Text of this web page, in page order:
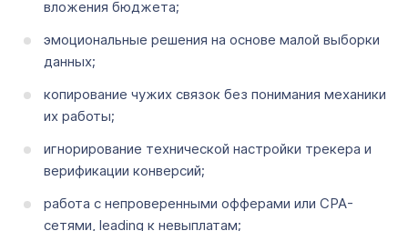
вложения бюджета;
эмоциональные решения на основе малой выборки
данных;
копирование чужих связок без понимания механики
их работы;
игнорирование технической настройки трекера и
верификации конверсий;
работа с непроверенными офферами или CPA-
сетями, leading к невыплатам;